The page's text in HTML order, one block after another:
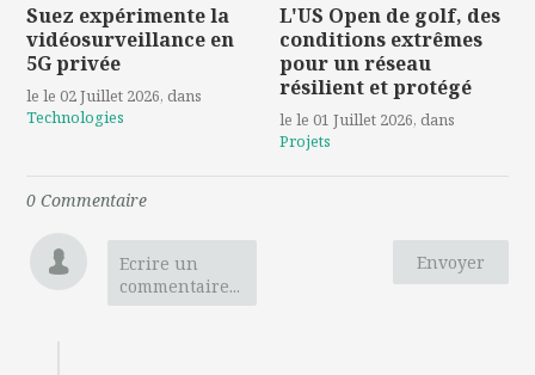
Suez expérimente la
vidéosurveillance en
5G privée
le le 02 Juillet 2026, dans
Technologies
L'US Open de golf, des
conditions extrêmes
pour un réseau
résilient et protégé
le le 01 Juillet 2026, dans
Projets
0 Commentaire
Envoyer
Ecrire un
commentaire...